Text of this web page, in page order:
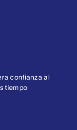
confianza al
tiempo